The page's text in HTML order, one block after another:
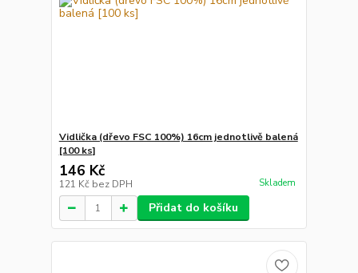
Vidlička (dřevo FSC 100%) 16cm jednotlivě balená
[100 ks]
146 Kč
121 Kč bez DPH Skladem
Přidat do košíku